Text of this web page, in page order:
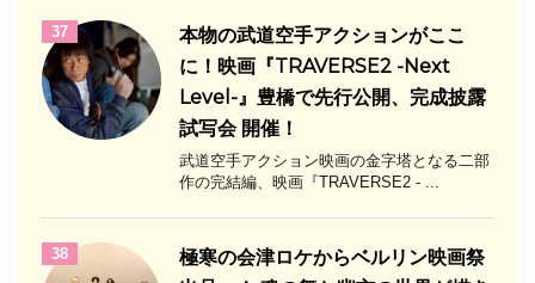
37
本物の武道空手アクションがここ
に！映画『TRAVERSE2 -Next
Level-』豊橋で先行公開、完成披露
試写会 開催！
武道空手アクション映画の金字塔となる二部
作の完結編、映画『TRAVERSE2 - ...
38
極寒の会津ロケからベルリン映画祭